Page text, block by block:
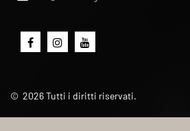
© 2026Tutti i diritti riservati.